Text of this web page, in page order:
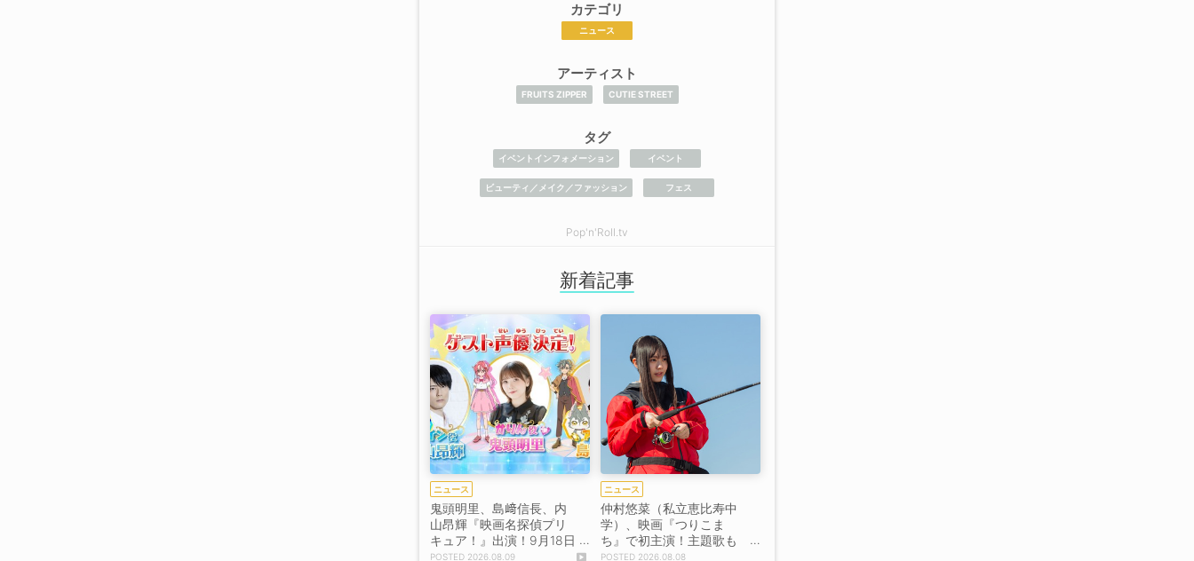
カテゴリ
ニュース
アーティスト
FRUITS ZIPPER CUTIE STREET
タグ
イベントインフォメーション イベント
ビューティ／メイク／ファッション フェス
Pop'n'Roll.tv
新着記事
ニュース
鬼頭明里、島﨑信長、内
山昂輝『映画名探偵プリ
キュア！』出演！9月18日
公開【コメントあり】
2026.08.09
ニュース
仲村悠菜（私立恵比寿中
学）、映画『つりこま
ち』で初主演！主題歌も
決定！【コメントあり】
2026.08.08